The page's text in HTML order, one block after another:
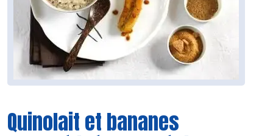
Quinolait et bananes